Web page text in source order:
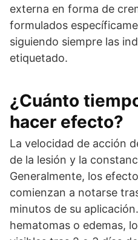
externa en forma de
formulados
siguiendo siempre las
etiquetado.
¿Cuánto
hacer efecto?
La velocidad de acción
de la lesión y la
Generalmente, los
comienzan a notarse
minutos de su
hematomas o edemas,